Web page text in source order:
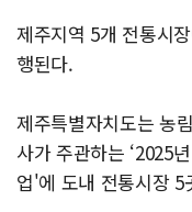
제주지역 5개 전통시
행된다.
제주특별자치도는 농
사가 주관하는 ‘2025
업'에 도내 전통시장 5